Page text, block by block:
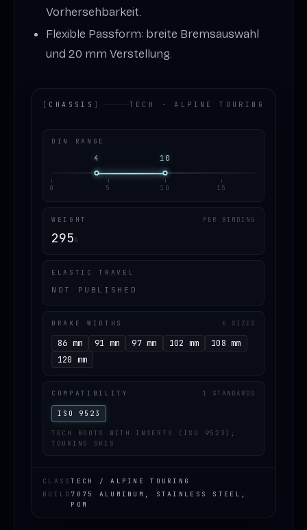
Vorhersehbarkeit.
Flexible Passform: breite Bremsauswahl
und 20 mm Verstellung.
CHASSIS TECH · ALPINE TOURING
DIN RANGE
4
10
0 5 10 15
WEIGHT PER BINDING
295G
ELASTIC TRAVEL
NOT PUBLISHED
BRAKE WIDTHS 6 SIZES
86 mm 91 mm 97 mm 102 mm
108 mm
120 mm
COMPATIBILITY 1 STANDARDS
ISO 9523
TECH BOOTS WITH INSERTS (ISO 9523);
TOURING SKIS
CLASSTECH / ALPINE TOURING
BUILD 7075 ALUMINUM, STAINLESS STEEL,
POM